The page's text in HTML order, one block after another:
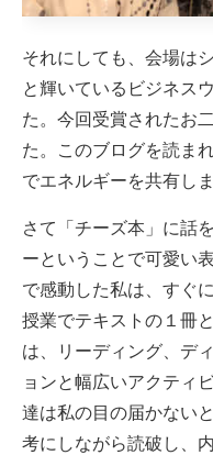
それにしても、会場は
と輝いているビジネス
た。今回受賞されたお
た。このブログを読ま
でエネルギーを共有しま
さて「チーズ本」に話
ーということで可愛い
で感動した私は、すぐ
授業でテキストの１冊
は、リーディング、デ
ョンと幅広いアクティ
達は私の目の届かない
考にしながら読破し、